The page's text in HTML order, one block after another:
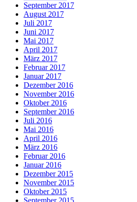
September 2017
August 2017
Juli 2017
Juni 2017
Mai 2017
April 2017
März 2017
Februar 2017
Januar 2017
Dezember 2016
November 2016
Oktober 2016
September 2016
Juli 2016
Mai 2016
April 2016
März 2016
Februar 2016
Januar 2016
Dezember 2015
November 2015
Oktober 2015
September 2015